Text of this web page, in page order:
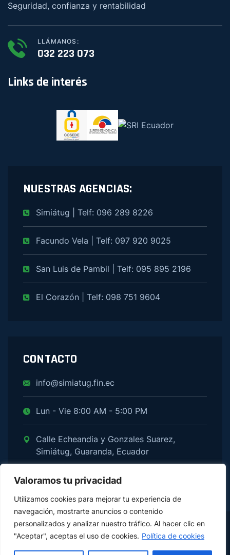
Valoramos tu privacidad
Utilizamos cookies para mejorar tu experiencia de
navegación, mostrarte anuncios o contenido
personalizados y analizar nuestro tráfico. Al hacer clic en
"Aceptar", aceptas el uso de cookies. Política de cookies
Seguridad, confianza y rentabilidad
LLÁMANOS:
032 223 073
Links de interés
NUESTRAS AGENCIAS:
Simiátug | Telf: 096 289 8226
Facundo Vela | Telf: 097 920 9025
San Luis de Pambil | Telf: 095 895 2196
El Corazón | Telf: 098 751 9604
CONTACTO
info@simiatug.fin.ec
Lun - Vie 8:00 AM - 5:00 PM
Calle Echeandia y Gonzales Suarez,
Simiátug, Guaranda, Ecuador
© Copyright 2026 Simiátug Ltda